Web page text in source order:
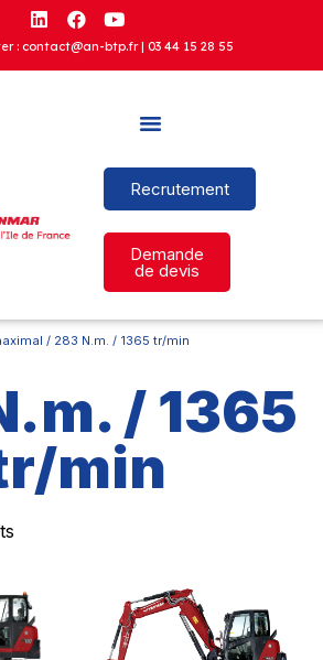
: contact@an-btp.fr | 03 44 15 28 55
Recrutement
Demande
de devis
/ 283 N.m. / 1365 tr/min
/ 1365
min